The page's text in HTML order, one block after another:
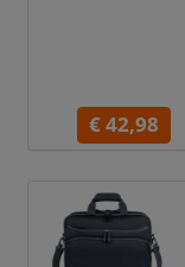
€ 42,98